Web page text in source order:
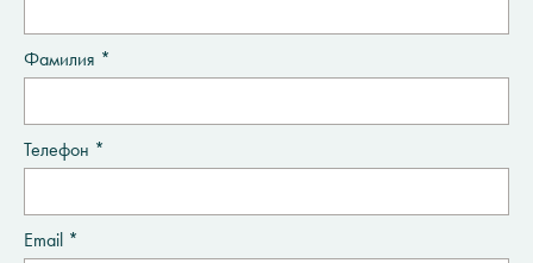
Фамилия *
Телефон *
Email *